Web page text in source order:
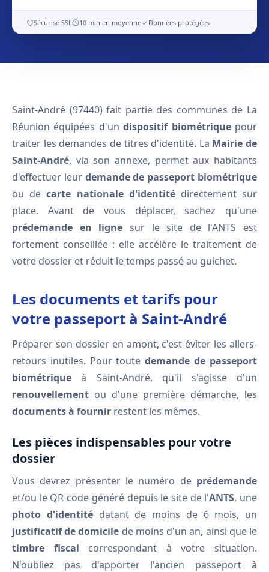
Sécurisé SSL 10 min en moyenne Données protégées
Saint-André (97440) fait partie des communes de La
Réunion équipées d'undispositif biométriquepour
traiter les demandes de titres d'identité. La Mairie de
Saint-André, via son annexe, permet aux habitants
d'effectuer leur demande de passeport biométrique
ou decarte nationale d'identitédirectement sur
place. Avant de vous déplacer, sachez qu'une
prédemande en ligne sur le site de l'ANTS est
fortement conseillée : elle accélère le traitement de
votre dossier et réduit le temps passé au guichet.
Les documents et tarifs pour
votre passeport à Saint-André
Préparer son dossier en amont, c'est éviter les allers-
retours inutiles. Pour toutedemande de passeport
biométrique à Saint-André, qu'il s'agisse d'un
renouvellement ou d'une première démarche, les
documents à fournir restent les mêmes.
Les pièces indispensables pour votre
dossier
Vous devrez présenter le numéro de prédemande
et/ou le QR code généré depuis le site de l'ANTS, une
photo d'identitédatant de moins de 6 mois, un
justificatif de domicile de moins d'un an, ainsi que le
timbre fiscal correspondant à votre situation.
N'oubliez pas d'apporter l'ancien passeport à